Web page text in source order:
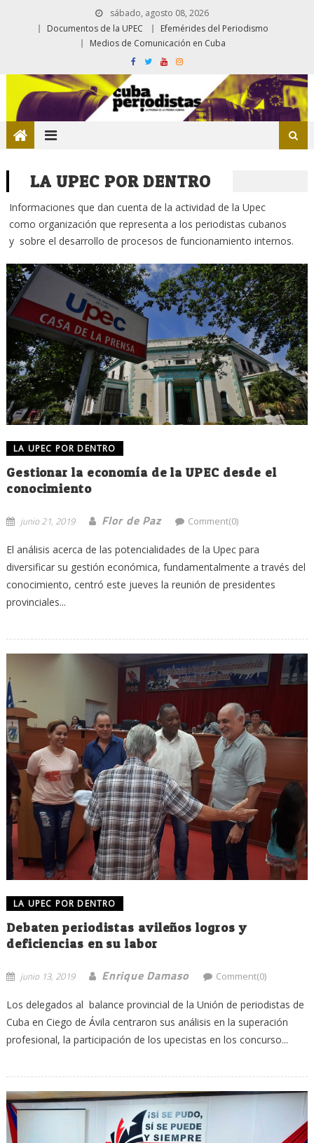
sábado, agosto 08, 2026
Documentos de la UPEC
Efemérides del Periodismo
Medios de Comunicación en Cuba
LA UPEC POR DENTRO
Informaciones que dan cuenta de la actividad de la Upec
como organización que representa a los periodistas cubanos
y sobre el desarrollo de procesos de funcionamiento internos.
LA UPEC POR DENTRO
Gestionar la economía de la UPEC desde el
conocimiento
junio 21, 2019 Flor de Paz Comment(0)
El análisis acerca de las potencialidades de la Upec para
diversificar su gestión económica, fundamentalmente a través del
conocimiento, centró este jueves la reunión de presidentes
provinciales...
LA UPEC POR DENTRO
Debaten periodistas avileños logros y
deficiencias en su labor
junio 13, 2019 Enrique Damaso Comment(0)
Los delegados al balance provincial de la Unión de periodistas de
Cuba en Ciego de Ávila centraron sus análisis en la superación
profesional, la participación de los upecistas en los concurso...